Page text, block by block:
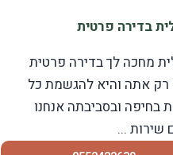
בדירה פרטית
מחכה לך בדירה פרטית
רק אתה והיא להגשמת כל
בחיפה ובסביבתה אנחנו
שירות ...